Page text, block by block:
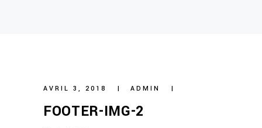
AVRIL 3, 2018 ADMIN
FOOTER-IMG-2